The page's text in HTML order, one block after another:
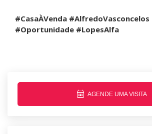
#CasaÀVenda
#Oportunidade #LopesAlfa
AGENDE UMA VISITA